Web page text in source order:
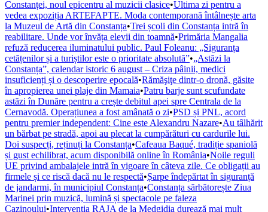
Constanței, noul epicentru al muzicii clasice•Ultima zi pentru a
vedea expoziția ARTEFAPTE. Moda contemporană întâlnește arta
la Muzeul de Artă din Constanța•Trei școli din Constanța intră în
reabilitare. Unde vor învăța elevii din toamnă•Primăria Mangalia
refuză reducerea iluminatului public. Paul Foleanu: „Siguranța
cetățenilor și a turiștilor este o prioritate absolută”•„Astăzi la
Constanța”, calendar istoric 6 august – Criza pâinii, medici
insuficienți și o descoperire epocală•Rămăşiţe dintr-o dronă, găsite
în apropierea unei plaje din Mamaia•Patru barje sunt scufundate
astăzi în Dunăre pentru a crește debitul apei spre Centrala de la
Cernavodă. Operațiunea a fost amânată o zi•PSD și PNL, acord
pentru premier independent: Cine este Alexandru Nazare•Au tâlhărit
un bărbat pe stradă, apoi au plecat la cumpărături cu cardurile lui.
Doi suspecți, reținuți la Constanța•Cafeaua Baqué, tradiție spaniolă
și gust echilibrat, acum disponibilă online în România•Noile reguli
UE privind ambalajele intră în vigoare în câteva zile. Ce obligații au
firmele și ce riscă dacă nu le respectă•Șarpe îndepărtat în siguranță
de jandarmi, în municipiul Constanța•Constanța sărbătorește Ziua
Marinei prin muzică, lumină și spectacole pe faleza
Cazinoului•Intervenția RAJA de la Medgidia durează mai mult